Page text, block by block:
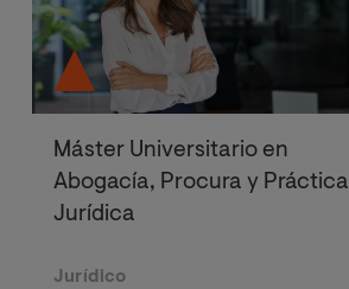
Máster Universitario en
Abogacía, Procura y Práctica
Jurídica
Jurídico